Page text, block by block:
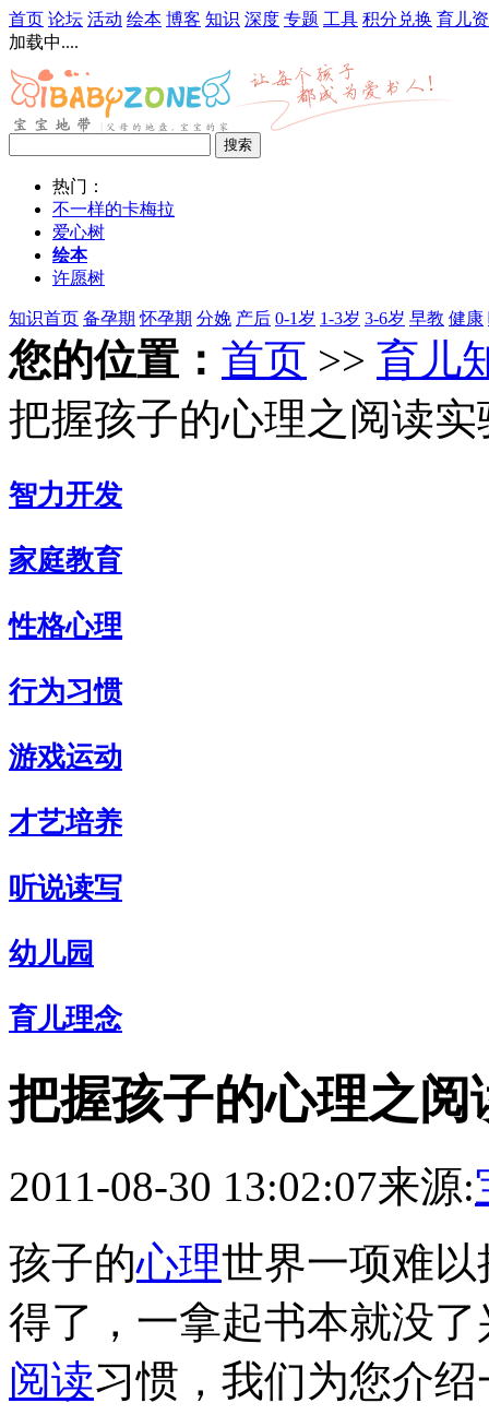
首页 论坛 活动 绘本 博客 知识 深度 专题 工具 积分兑换 育儿
加载中....
热门：
不一样的卡梅拉
爱心树
绘本
许愿树
知识首页 备孕期 怀孕期 分娩 产后 0-1岁 1-3岁 3-6岁 早教 健康
您的位置： 首页 >> 育儿
把握孩子的心理之阅读实
智力开发
家庭教育
性格心理
行为习惯
游戏运动
才艺培养
听说读写
幼儿园
育儿理念
把握孩子的心理之阅
2011-08-30 13:02:07来源:
孩子的心理世界一项难
得了，一拿起书本就没
阅读习惯，我们为您介